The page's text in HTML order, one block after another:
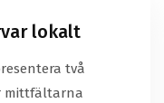
lokalt
två
mittfältarna